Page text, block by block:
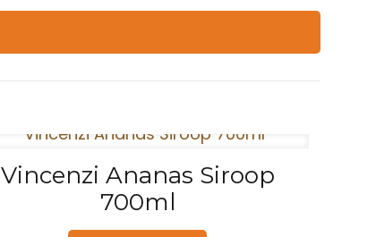
Vincenzi Ananas Siroop
700ml